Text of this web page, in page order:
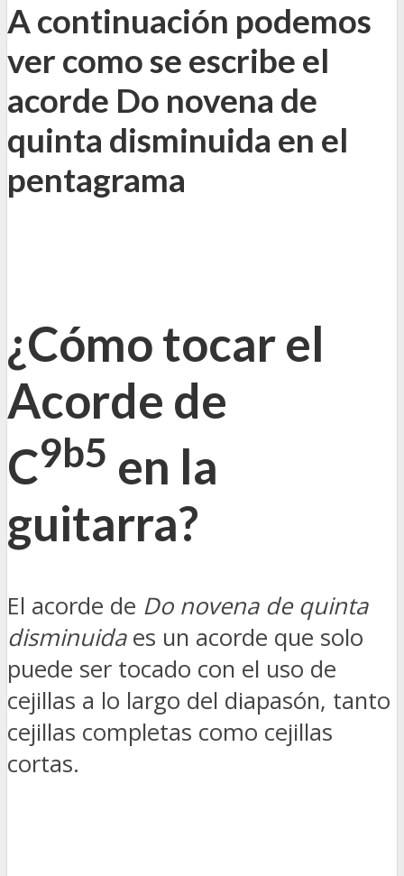
A continuación podemos
ver como se escribe el
acorde Do novena de
quinta disminuida en el
pentagrama
¿Cómo tocar el
Acorde de
C9b5 en la
guitarra?
El acorde de Do novena de quinta
disminuidaes un acorde que solo
puede ser tocado con el uso de
cejillas a lo largo del diapasón, tanto
cejillas completas como cejillas
cortas.